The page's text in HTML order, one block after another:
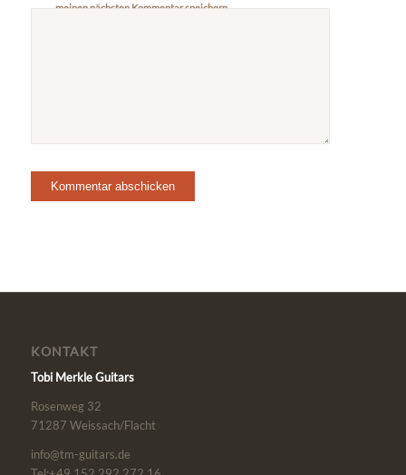
meinen nächsten Kommentar speichern.
KONTAKT
Tobi Merkle Guitars
Rosenweg 32
71287 Weissach/Flacht
info@tm-guitars.de